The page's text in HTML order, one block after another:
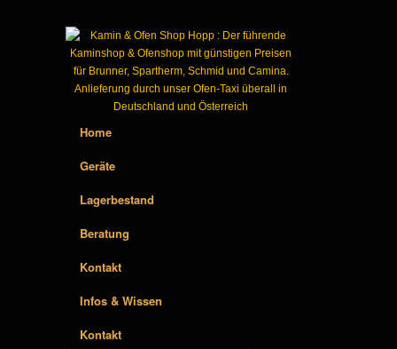
Home
Geräte
Lagerbestand
Beratung
Kontakt
Infos & Wissen
Kontakt